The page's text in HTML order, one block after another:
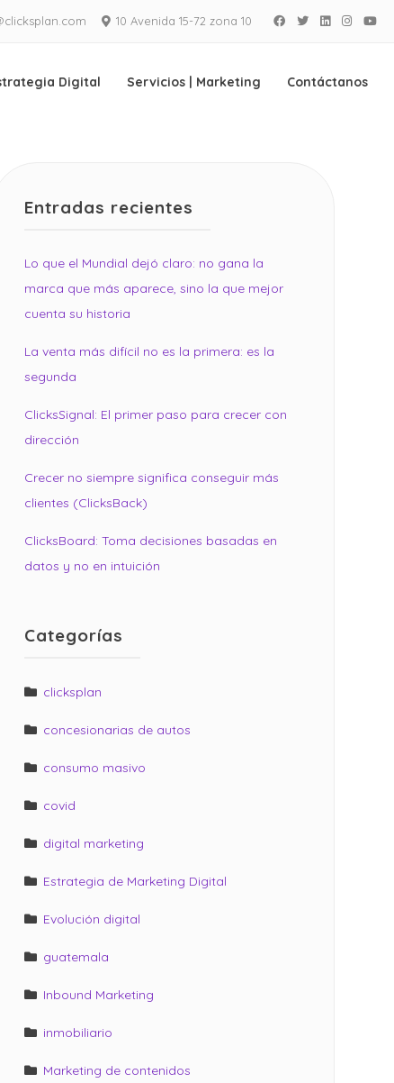
10 Avenida 15-72 zona 10 Facebook
TwitterLinkedIn
Digital Servicios | Marketing Contáctanos
Entradas recientes
Lo que el Mundial dejó claro: no gana la
marca que más aparece, sino la que mejor
cuenta su historia
La venta más difícil no es la primera: es la
segunda
ClicksSignal: El primer paso para crecer con
dirección
Crecer no siempre significa conseguir más
clientes (ClicksBack)
ClicksBoard: Toma decisiones basadas en
datos y no en intuición
Categorías
clicksplan
concesionarias de autos
consumo masivo
covid
digital marketing
Estrategia de Marketing Digital
Evolución digital
guatemala
Inbound Marketing
inmobiliario
Marketing de contenidos